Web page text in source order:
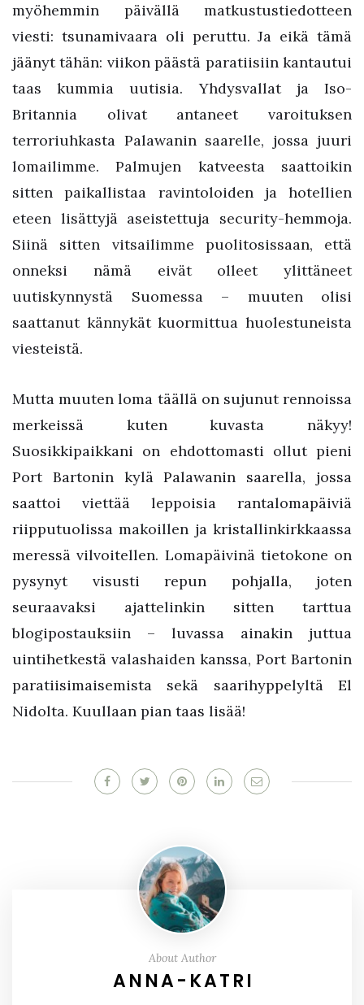
myöhemmin päivällä matkustustiedotteen
viesti: tsunamivaara oli peruttu. Ja eikä tämä
jäänyt tähän: viikon päästä paratiisiin kantautui
taas kummia uutisia. Yhdysvallat ja Iso-
Britannia olivat antaneet varoituksen
terroriuhkasta Palawanin saarelle, jossa juuri
lomailimme. Palmujen katveesta saattoikin
sitten paikallistaa ravintoloiden ja hotellien
eteen lisättyjä aseistettuja security-hemmoja.
Siinä sitten vitsailimme puolitosissaan, että
onneksi nämä eivät olleet ylittäneet
uutiskynnystä Suomessa – muuten olisi
saattanut kännykät kuormittua huolestuneista
viesteistä.
Mutta muuten loma täällä on sujunut rennoissa
merkeissä kuten kuvasta näkyy!
Suosikkipaikkani on ehdottomasti ollut pieni
Port Bartonin kylä Palawanin saarella, jossa
saattoi viettää leppoisia rantalomapäiviä
riipputuolissa makoillen ja kristallinkirkkaassa
meressä vilvoitellen. Lomapäivinä tietokone on
pysynyt visusti repun pohjalla, joten
seuraavaksi ajattelinkin sitten tarttua
blogipostauksiin – luvassa ainakin juttua
uintihetkestä valashaiden kanssa, Port Bartonin
paratiisimaisemista sekä saarihyppelyltä El
Nidolta. Kuullaan pian taas lisää!
About Author
ANNA-KATRI